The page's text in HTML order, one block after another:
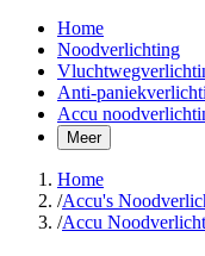
Home
Noodverlichting
Anti-
Accu
Meer
Home
/Accu's
/Accu